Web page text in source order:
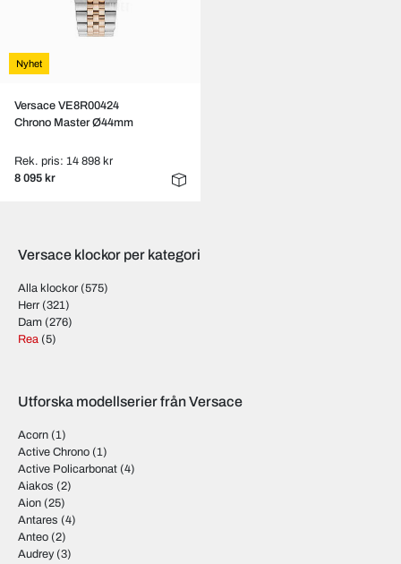
Nyhet
Versace VE8R00424
Chrono Master Ø44mm
Rek. pris: 14 898 kr
8 095 kr
Versace klockor per kategori
Alla klockor (575)
Herr (321)
Dam (276)
Rea (5)
Utforska modellserier från Versace
Acorn (1)
Active Chrono (1)
Active Policarbonat (4)
Aiakos (2)
Aion (25)
Antares (4)
Anteo (2)
Audrey(3)